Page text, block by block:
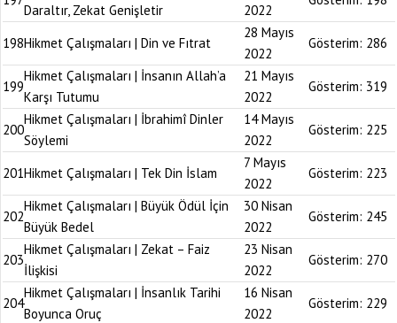
Daraltır, Zekat Genişletir
2022
198Hikmet Çalışmaları | Din ve Fıtrat
28 Mayıs
2022
Gösterim: 286
199
Hikmet Çalışmaları | İnsanın Allah’a
Karşı Tutumu
21 Mayıs
2022
Gösterim: 319
200
Hikmet Çalışmaları | İbrahimî Dinler
Söylemi
14 Mayıs
2022
Gösterim: 225
201Hikmet Çalışmaları | Tek Din İslam
7 Mayıs
2022
Gösterim: 223
202
Hikmet Çalışmaları | Büyük Ödül İçin
Büyük Bedel
30 Nisan
2022
Gösterim: 245
203
Hikmet Çalışmaları | Zekat – Faiz
İlişkisi
23 Nisan
2022
Gösterim: 270
204
Hikmet Çalışmaları | İnsanlık Tarihi
Boyunca Oruç
16 Nisan
2022
Gösterim: 229